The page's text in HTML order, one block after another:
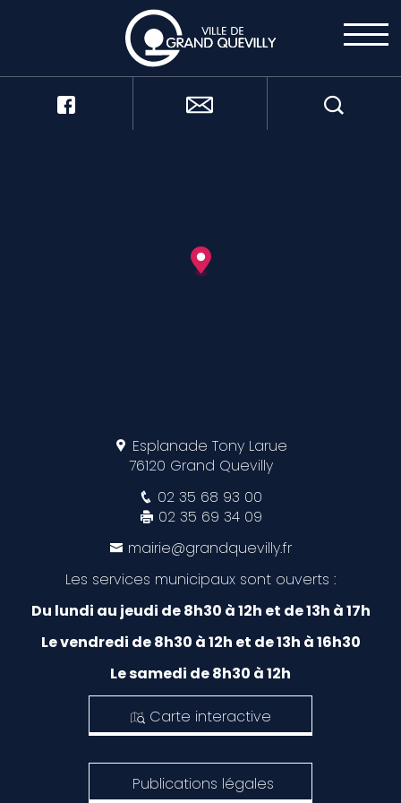
Esplanade Tony Larue
76120 Grand Quevilly
02 35 68 93 00
02 35 69 34 09
mairie@grandquevilly.fr
Les services municipaux sont ouverts :
Du lundi au jeudi de 8h30 à 12h et de 13h à 17h
Le vendredi de 8h30 à 12h et de 13h à 16h30
Le samedi de 8h30 à 12h
Carte interactive
Publications légales